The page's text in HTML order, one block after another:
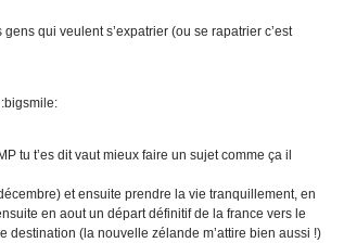
qui veulent s’expatrier (ou se rapatrier c’est
tu t’es dit vaut mieux faire un sujet comme ça il
et ensuite prendre la vie tranquillement, en
en aout un départ définitif de la france vers le
destination (la nouvelle zélande m’attire bien aussi !)